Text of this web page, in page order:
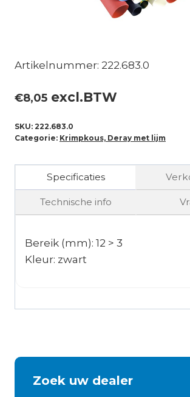
Artikelnummer: 222.683.0
€8,05 excl.BTW
SKU: 222.683.0
Categorie: Krimpkous, Deray met lijm
Specificaties
Technische info
Bereik (mm): 12 > 3
Kleur: zwart
Zoek uw dealer